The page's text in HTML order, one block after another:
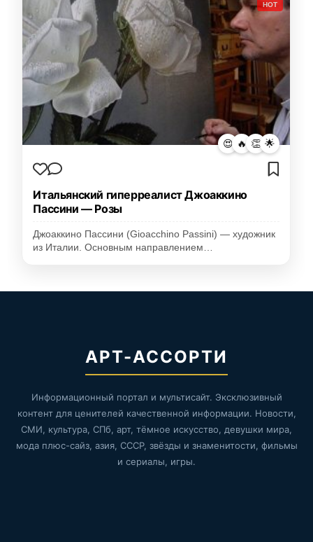
HOT
😍 🔥 👏 🌟
Итальянский гиперреалист Джоаккино
Пассини — Розы
Джоаккино Пассини (Gioacchino Passini) — художник
из Италии. Основным направлением…
АРТ-АССОРТИ
Информационный портал и мультисайт. Эксклюзивный
контент для ценителей качественной информации. Новости,
СМИ, культура, СПб, арт, тёмное искусство, девушки мира,
мода плюс-сайз, азия, СССР, звёзды и знаменитости, фильмы
и сериалы, игры.